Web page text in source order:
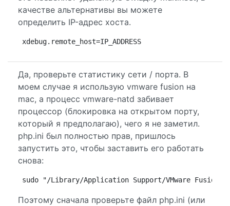
качестве альтернативы вы можете
определить IP-адрес хоста.
xdebug.remote_host=IP_ADDRESS
Да, проверьте статистику сети / порта. В
моем случае я использую vmware fusion на
mac, а процесс vmware-natd забивает
процессор (блокировка на открытом порту,
который я предполагаю), чего я не заметил.
php.ini был полностью прав, пришлось
запустить это, чтобы заставить его работать
снова:
sudo "/Library/Application Support/VMware
Поэтому сначала проверьте файл php.ini (или